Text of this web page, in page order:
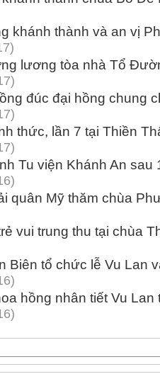
khánh thành và an vị
lương tòa nhà Tổ
đúc đại hồng chung
thức, lần 7 tại Thiền
Tu viện Khánh An sau
quân Mỹ thăm chùa
vui trung thu tại chùa
Biên tổ chức lễ Vu Lan
hồng nhân tiết Vu Lan